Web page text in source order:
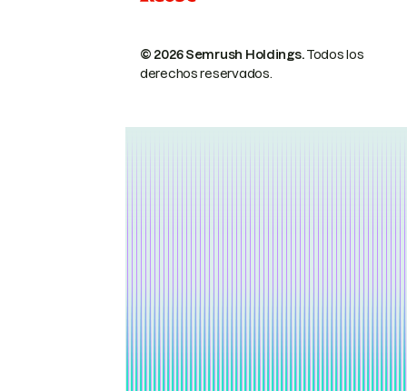
© 2026 Semrush Holdings.Todos los
derechos reservados.